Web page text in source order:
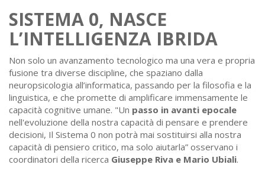
SISTEMA 0, NASCE
L’INTELLIGENZA IBRIDA
Non solo un avanzamento tecnologico ma una vera e propria
fusione tra diverse discipline, che spaziano dalla
neuropsicologia all’informatica, passando per la filosofia e la
linguistica, e che promette di amplificare immensamente le
capacità cognitive umane. "Un passo in avanti epocale
nell'evoluzione della nostra capacità di pensare e prendere
decisioni, Il Sistema 0 non potrà mai sostituirsi alla nostra
capacità di pensiero critico, ma solo aiutarla” osservano i
coordinatori della ricerca Giuseppe Riva e Mario Ubiali.